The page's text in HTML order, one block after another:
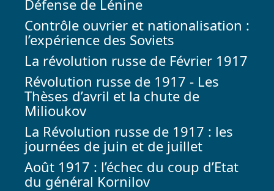
Défense de Lénine
Contrôle ouvrier et nationalisation :
l’expérience des Soviets
La révolution russe de Février 1917
Révolution russe de 1917 - Les
Thèses d’avril et la chute de
Milioukov
La Révolution russe de 1917 : les
journées de juin et de juillet
Août 1917 : l’échec du coup d’Etat
du général Kornilov